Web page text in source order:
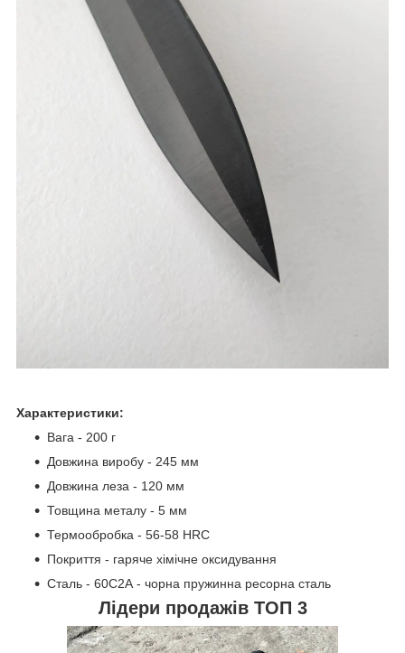
Характеристики:
Вага - 200 г
Довжина виробу - 245 мм
Довжина леза - 120 мм
Товщина металу - 5 мм
Термообробка - 56-58 HRC
Покриття - гаряче хімічне оксидування
Сталь - 60С2А - чорна пружинна ресорна сталь
Лідери продажів ТОП 3